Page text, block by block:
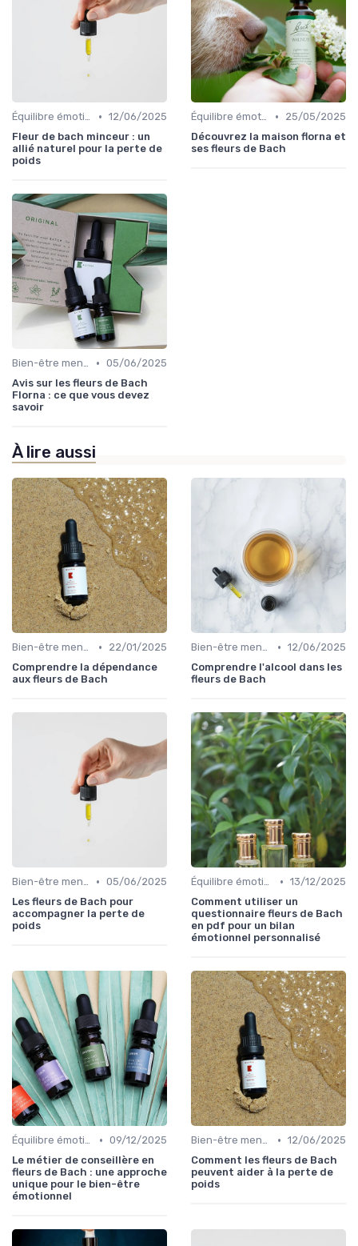
Équilibre émotionnel • 12/06/2025
Fleur de bach minceur : un
allié naturel pour la perte de
poids
Équilibre émotionnel •
25/05/2025
Découvrez la maison florna et
ses fleurs de Bach
Bien-être mental • 05/06/2025
Avis sur les fleurs de Bach
Florna : ce que vous devez
savoir
À lire aussi
Bien-être mental •
22/01/2025
Comprendre la dépendance
aux fleurs de Bach
Bien-être mental • 12/06/2025
Comprendre l'alcool dans les
fleurs de Bach
Bien-être mental • 05/06/2025
Les fleurs de Bach pour
accompagner la perte de
poids
Équilibre émotionnel • 13/12/2025
Comment utiliser un
questionnaire fleurs de Bach
en pdf pour un bilan
émotionnel personnalisé
Équilibre émotionnel • 09/12/2025
Le métier de conseillère en
fleurs de Bach : une approche
unique pour le bien-être
émotionnel
Bien-être mental • 12/06/2025
Comment les fleurs de Bach
peuvent aider à la perte de
poids